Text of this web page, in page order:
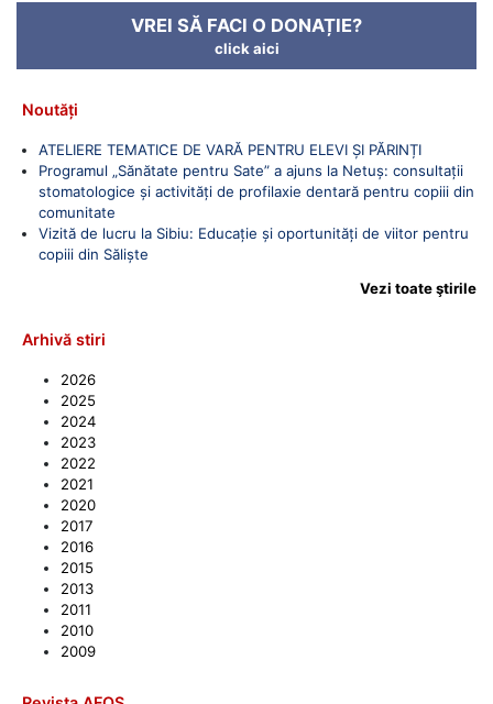
VREI SĂ FACI O DONAȚIE?
click aici
Noutăți
ATELIERE TEMATICE DE VARĂ PENTRU ELEVI ȘI PĂRINȚI
Programul „Sănătate pentru Sate” a ajuns la Netuș: consultații
stomatologice și activități de profilaxie dentară pentru copiii din
comunitate
Vizită de lucru la Sibiu: Educație și oportunități de viitor pentru
copiii din Săliște
Vezi toate ştirile
Arhivă stiri
2026
2025
2024
2023
2022
2021
2020
2017
2016
2015
2013
2011
2010
2009